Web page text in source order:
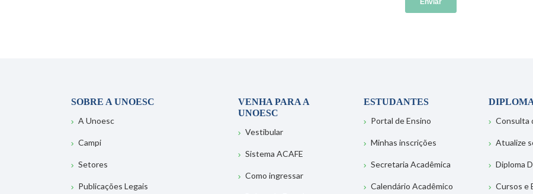
SOBRE A UNOESC
A Unoesc
Campi
Setores
Publicações Legais
VENHA PARA A
UNOESC
Vestibular
Sistema ACAFE
Como ingressar
ESTUDANTES
Portal de Ensino
Minhas inscrições
Secretaria Acadêmica
Calendário Acadêmico
Consulta
Atualize
Diploma
Cursos e